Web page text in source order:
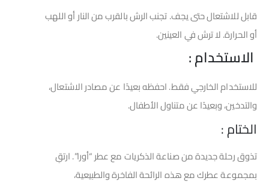
قابل للاشتعال حتى يجف. تجنب الرش بالقرب من النار أو اللهب
أو الحرارة. لا ترش في العينين.
الاستخدام :
للاستخدام الخارجي فقط. احفظه بعيدًا عن مصادر الاشتعال،
والتدخين، وبعيدًا عن متناول الأطفال.
الختام :
تذوق رحلة جديدة من صناعة الذكريات مع عطر “أورا”. ارتقِ
بمجموعة عطرك مع هذه الرائحة الفاخرة والطبيعية،